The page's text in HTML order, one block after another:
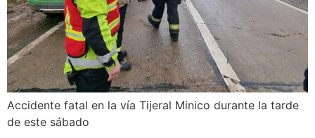
Accidente fatal en la vía Tijeral Minico durante la tarde
de este sábado